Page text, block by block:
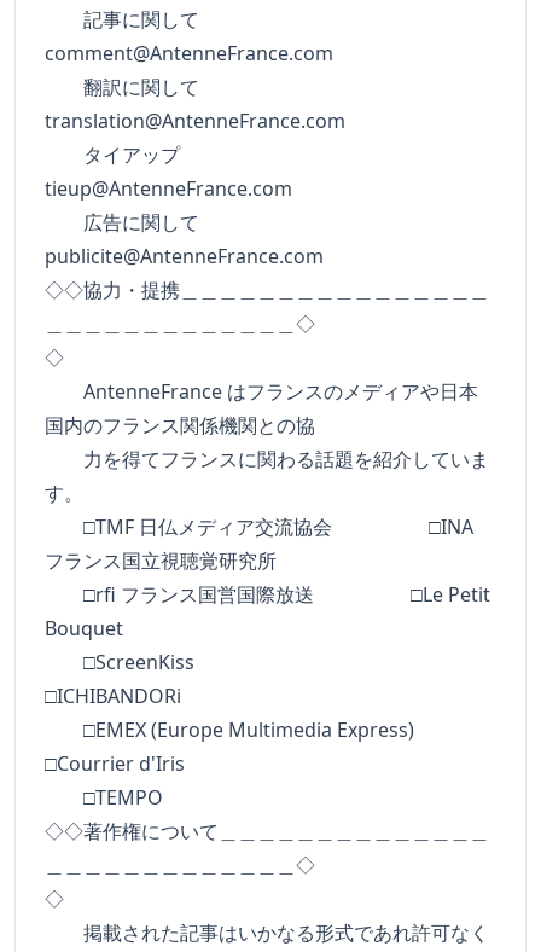
記事に関して
comment@AntenneFrance.com
翻訳に関して
translation@AntenneFrance.com
タイアップ
tieup@AntenneFrance.com
広告に関して
publicite@AntenneFrance.com
◇◇協力・提携＿＿＿＿＿＿＿＿＿＿＿＿＿＿＿＿
＿＿＿＿＿＿＿＿＿＿＿＿＿◇
◇
AntenneFrance はフランスのメディアや日本
国内のフランス関係機関との協
力を得てフランスに関わる話題を紹介していま
す。
□TMF 日仏メディア交流協会 □INA
フランス国立視聴覚研究所
□rfi フランス国営国際放送 □Le Petit
Bouquet
□ScreenKiss
□ICHIBANDORi
□EMEX (Europe Multimedia Express)
□Courrier d'Iris
□TEMPO
◇◇著作権について＿＿＿＿＿＿＿＿＿＿＿＿＿＿
＿＿＿＿＿＿＿＿＿＿＿＿＿◇
◇
掲載された記事はいかなる形式であれ許可なく